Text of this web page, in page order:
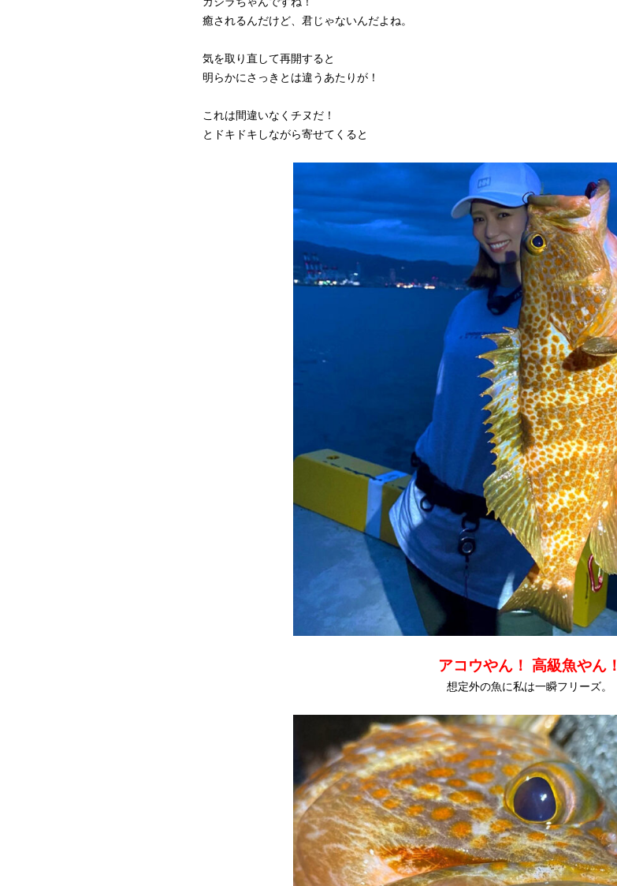
癒されるんだけど、君じゃないんだよね。
気を取り直して再開すると
明らかにさっきとは違うあたりが！
これは間違いなくチヌだ！
とドキドキしながら寄せてくると
アコウやん！ 高級魚やん！
想定外の魚に私は一瞬フリーズ。